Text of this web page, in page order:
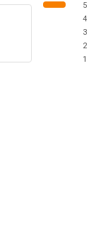
5
4
3
2
1